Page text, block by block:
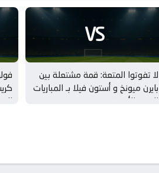
VS
لا تفوتوا المتعة: قمة مشتعلة بين
بايرن ميونخ و أستون فيلا بـ المباريات
الودية للأندية